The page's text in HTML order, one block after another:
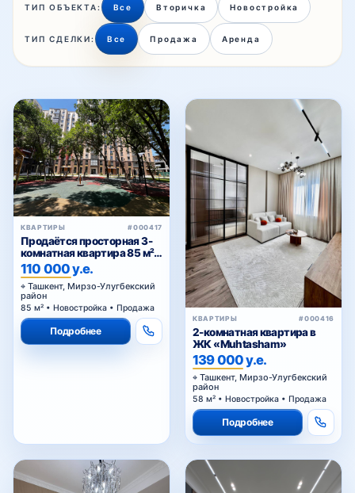
ТТЗ
ТТЗ-1
ТТЗ-2
ТТЗ-3
ТИП ОБЪЕКТА: Все Вторичка Новостройка
ТИП СДЕЛКИ: Все Продажа Аренда
КВАРТИРЫ #000417
Продаётся просторная 3-
комнатная квартира 85 м² в
ЖК Golden House — Мирзо-
Улугбекский район
110 000 у.е.
Ташкент, Мирзо-Улугбекский
район
85 м² • Новостройка • Продажа
Подробнее
КВАРТИРЫ #000416
2-комнатная квартира в
ЖК «Muhtasham»
139 000 у.е.
Ташкент, Мирзо-Улугбекский
район
58 м² • Новостройка • Продажа
Подробнее